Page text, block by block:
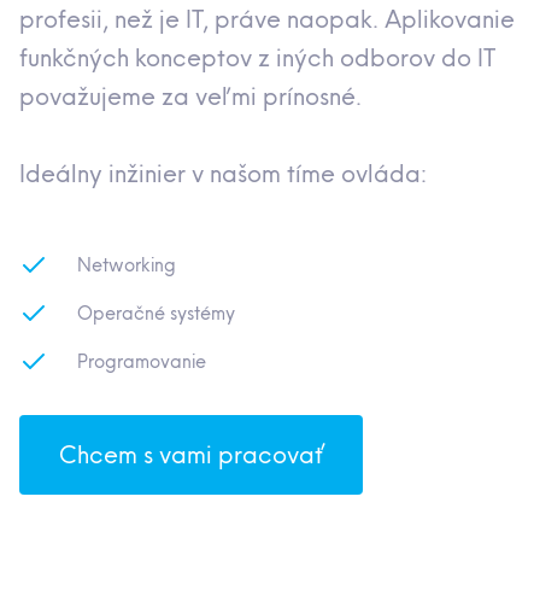
profesii, než je IT, práve naopak. Aplikovanie
funkčných konceptov z iných odborov do IT
považujeme za veľmi prínosné.
Ideálny inžinier v našom tíme ovláda:
Networking
Operačné systémy
Programovanie
Chcem s vami pracovať